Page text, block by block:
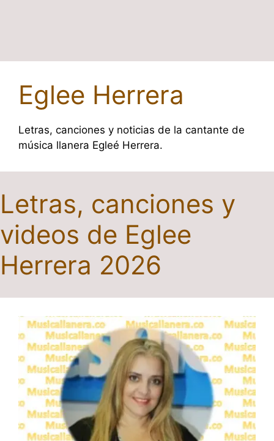
Eglee Herrera
Letras, canciones y noticias de la cantante de
música llanera Egleé Herrera.
Letras, canciones y
videos de Eglee
Herrera 2026